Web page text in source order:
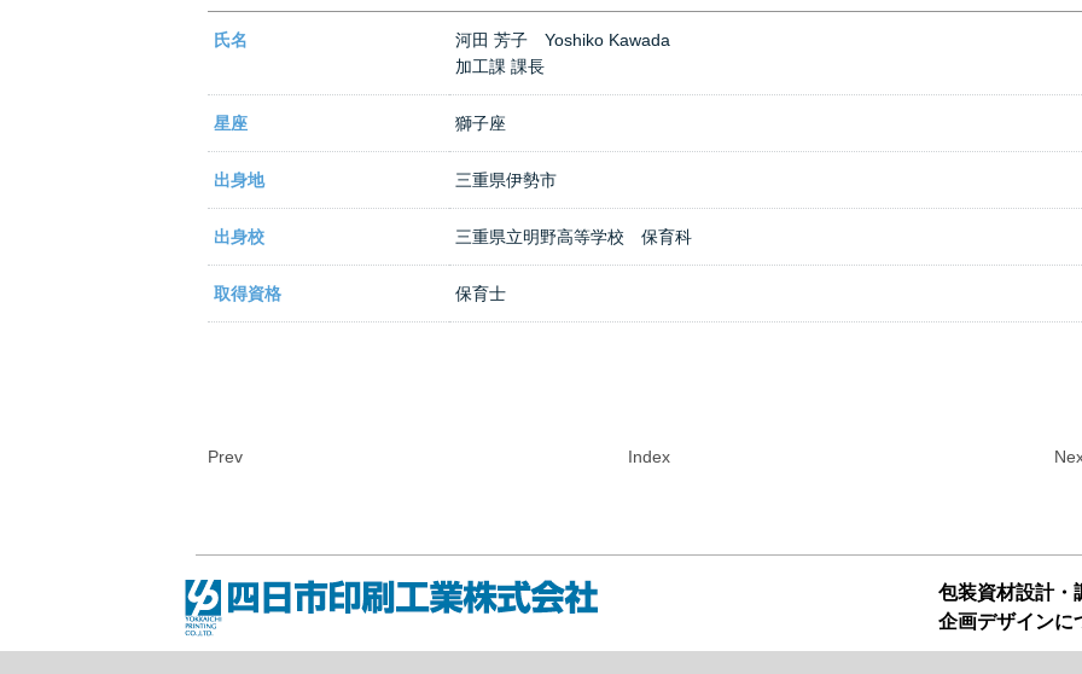
氏名
河田 芳子 Yoshiko Kawada
加工課 課長
星座 獅子座
出身地 三重県伊勢市
出身校 三重県立明野高等学校 保育科
取得資格 保育士
Prev Index
包装資材設計・
企画デザインに